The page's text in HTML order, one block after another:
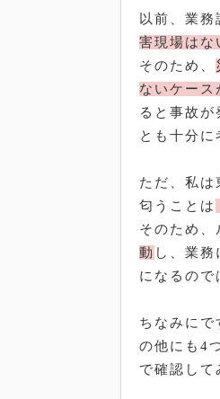
以前、業
害現場はな
そのため、
ないケース
ると事故
とも十分に
ただ、私は
匂うことは
そのため、
動 し、業
になるので
ちなみにで
の他にも4
で確認して